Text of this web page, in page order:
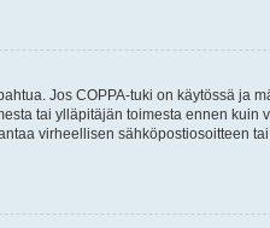
Jos COPPA-tuki on käytössä ja
tai ylläpitäjän toimesta ennen kuin
virheellisen sähköpostiosoitteen